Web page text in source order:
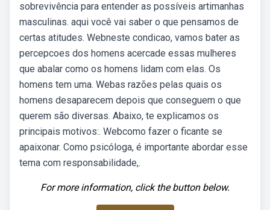
sobrevivência para entender as possíveis artimanhas
masculinas. aqui você vai saber o que pensamos de
certas atitudes. Webneste condicao, vamos bater as
percepcoes dos homens acercade essas mulheres
que abalar como os homens lidam com elas. Os
homens tem uma. Webas razões pelas quais os
homens desaparecem depois que conseguem o que
querem são diversas. Abaixo, te explicamos os
principais motivos:. Webcomo fazer o ficante se
apaixonar. Como psicóloga, é importante abordar esse
tema com responsabilidade,.
For more information, click the button below.